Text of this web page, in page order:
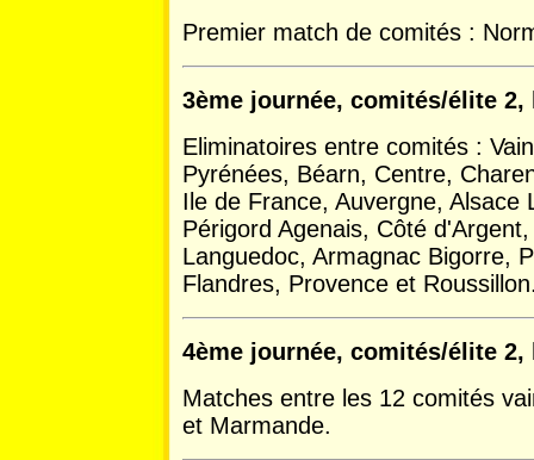
Premier match de comités :
3ème journée, comités/élite 2,
Eliminatoires entre comités :
Pyrénées, Béarn, Centre,
Ile de France, Auvergne,
Périgord Agenais, Côté
Languedoc, Armagnac Bigorre,
Flandres, Provence et
4ème journée, comités/élite 2,
Matches entre les 12 comités
et Marmande.